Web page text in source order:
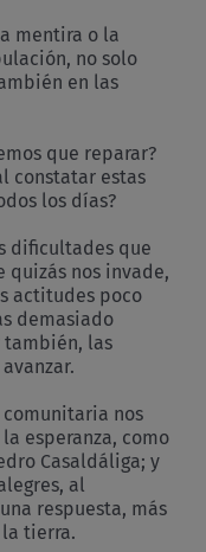
o la
no solo
en las
que reparar?
constatar estas
los días?
dificultades que
quizás nos invade,
actitudes poco
demasiado
también, las
nos
esperanza, como
Casaldáliga; y
al
respuesta, más
tierra.